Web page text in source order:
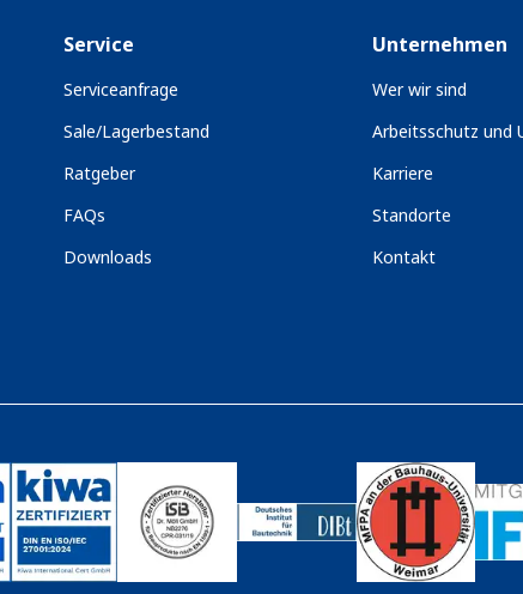
Service
Serviceanfrage
Sale/Lagerbestand
Ratgeber
FAQs
Downloads
Unternehmen
Wer wir sind
Arbeitsschutz und
Karriere
Standorte
Kontakt